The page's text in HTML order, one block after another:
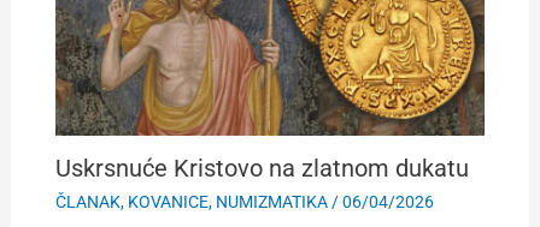
Uskrsnuće Kristovo na zlatnom dukatu
ČLANAK, KOVANICE, NUMIZMATIKA/06/04/2026